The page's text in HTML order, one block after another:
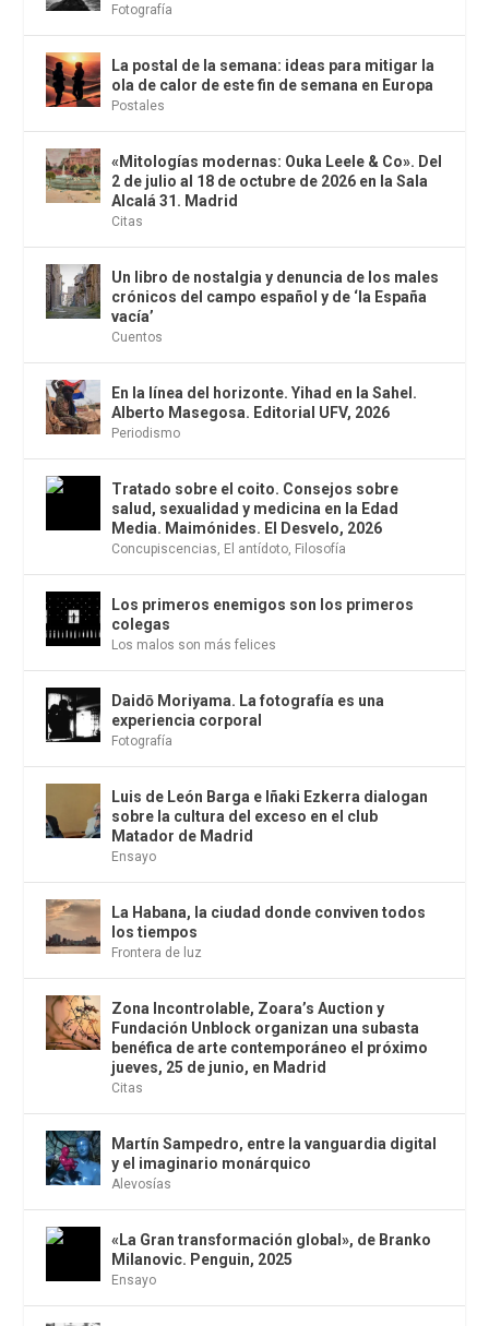
Fotografía
La postal de la semana: ideas para mitigar la
ola de calor de este fin de semana en Europa
Postales
«Mitologías modernas: Ouka Leele & Co». Del
2 de julio al 18 de octubre de 2026 en la Sala
Alcalá 31. Madrid
Citas
Un libro de nostalgia y denuncia de los males
crónicos del campo español y de ‘la España
vacía’
Cuentos
En la línea del horizonte. Yihad en la Sahel.
Alberto Masegosa. Editorial UFV, 2026
Periodismo
Tratado sobre el coito. Consejos sobre
salud, sexualidad y medicina en la Edad
Media. Maimónides. El Desvelo, 2026
Concupiscencias, El antídoto, Filosofía
Los primeros enemigos son los primeros
colegas
Los malos son más felices
Daidō Moriyama. La fotografía es una
experiencia corporal
Fotografía
Luis de León Barga e Iñaki Ezkerra dialogan
sobre la cultura del exceso en el club
Matador de Madrid
Ensayo
La Habana, la ciudad donde conviven todos
los tiempos
Frontera de luz
Zona Incontrolable, Zoara’s Auction y
Fundación Unblock organizan una subasta
benéfica de arte contemporáneo el próximo
jueves, 25 de junio, en Madrid
Citas
Martín Sampedro, entre la vanguardia digital
y el imaginario monárquico
Alevosías
«La Gran transformación global», de Branko
Milanovic. Penguin, 2025
Ensayo